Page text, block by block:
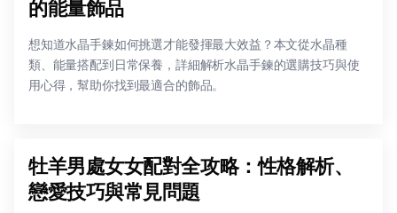
的能量飾品
想知道水晶手鍊如何挑選才能發揮最大效益？本文從水晶種
類、能量搭配到日常保養，詳細解析水晶手鍊的選購技巧與使
用心得，幫助你找到最適合的飾品。
牡羊男處女女配對全攻略：性格解析、
戀愛技巧與常見問題